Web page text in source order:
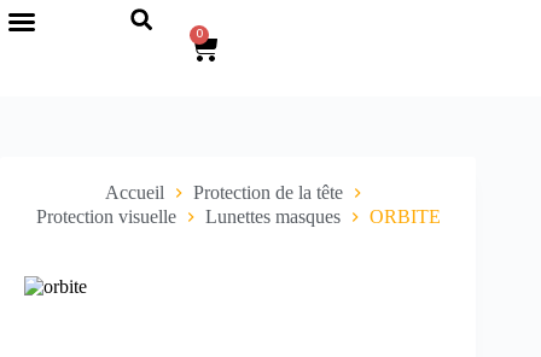
0
Accueil
Protection de la tête
Protection visuelle
Lunettes masques ORBITE